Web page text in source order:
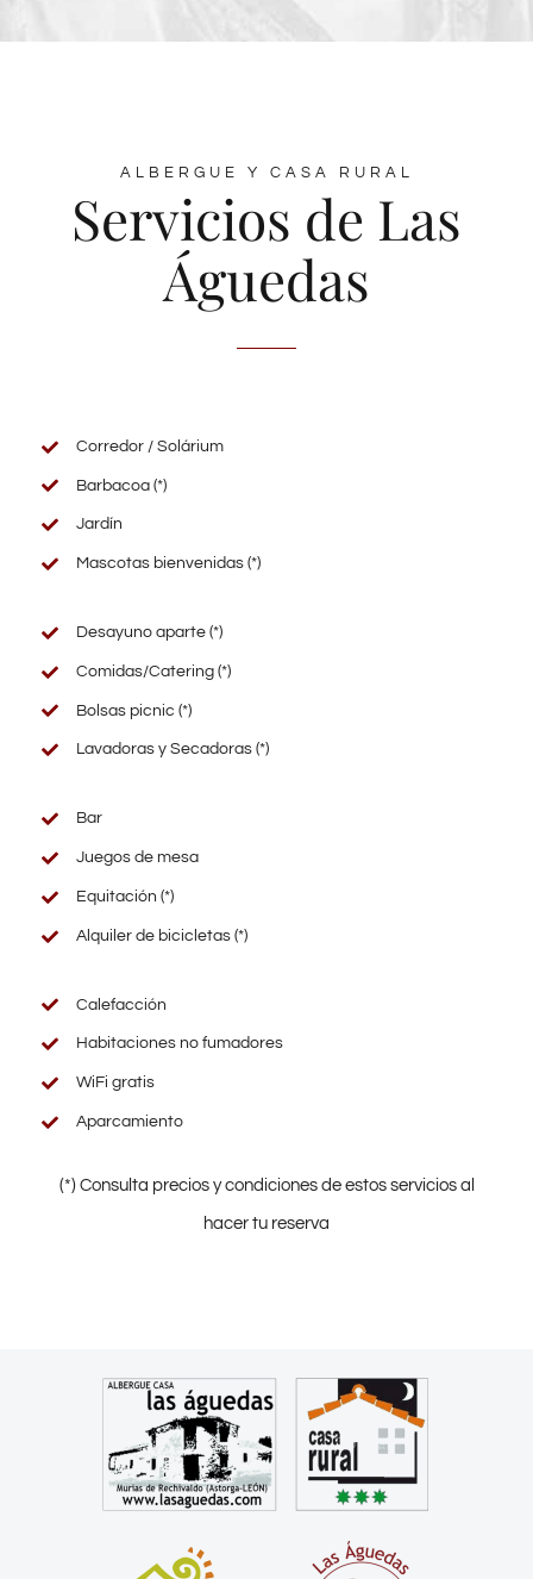
ALBERGUE Y CASA RURAL
Servicios de Las
Águedas
Corredor / Solárium
Barbacoa (*)
Jardín
Mascotas bienvenidas (*)
Desayuno aparte (*)
Comidas/Catering (*)
Bolsas picnic (*)
Lavadoras y Secadoras (*)
Bar
Juegos de mesa
Equitación (*)
Alquiler de bicicletas (*)
Calefacción
Habitaciones no fumadores
WiFi gratis
Aparcamiento
(*) Consulta precios y condiciones de estos servicios al
hacer tu reserva